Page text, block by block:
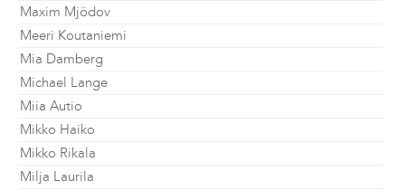
Maxim Mjödov
Meeri Koutaniemi
Mia Damberg
Michael Lange
Miia Autio
Mikko Haiko
Mikko Rikala
Milja Laurila